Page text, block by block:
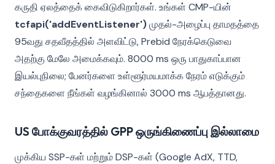
கருதி ஏலத்தைக் கைவிடுகிறார்கள். உங்கள் CMP-யின்
tcfapi('addEventListener')முதல்-அழைப்பு தாமதத்தை
95வது சதவீதத்தில் அளவிட்டு, Prebid நேரக்கெடுவை
அதற்கு மேலே அமைக்கவும். 8000 ms ஒரு பாதுகாப்பான
இயல்புநிலை; பேனர்களை உள்ளூர்மயமாக்க நேரம் எடுக்கும்
சந்தைகளை நீங்கள் வழங்கினால் 3000 ms ஆபத்தானது.
US போக்குவரத்தில் GPP ஒருங்கிணைப்பு இல்லாமை
முக்கிய SSP-கள் மற்றும் DSP-கள் (Google AdX, TTD,